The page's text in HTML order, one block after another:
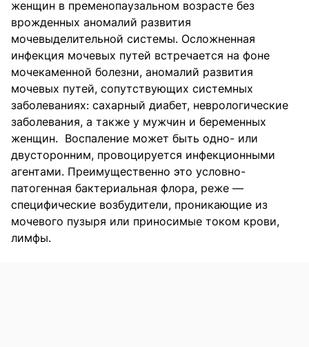
женщин в пременопаузальном возрасте без
врожденных аномалий развития
мочевыделительной системы. Осложненная
инфекция мочевых путей встречается на фоне
мочекаменной болезни, аномалий развития
мочевых путей, сопутствующих системных
заболеваниях: сахарный диабет, неврологические
заболевания, а также у мужчин и беременных
женщин. Воспаление может быть одно- или
двусторонним, провоцируется инфекционными
агентами. Преимущественно это условно-
патогенная бактериальная флора, реже —
специфические возбудители, проникающие из
мочевого пузыря или приносимые током крови,
лимфы.